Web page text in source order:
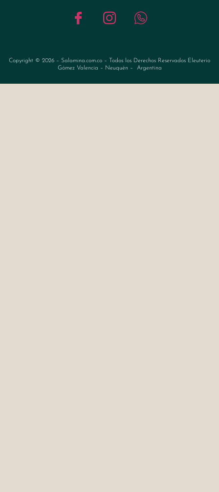
Copyright © 2026 – Salamina.com.co – Todos los Derechos Reservados Eleuterio
Gómez Valencia – Neuquén – Argentina